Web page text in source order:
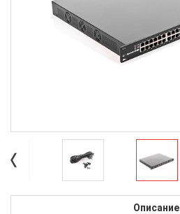
Описание